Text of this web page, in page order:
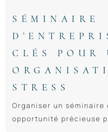
SÉMINAIRE
CLÉS POUR
STRESS
Organiser un séminaire
opportunité précieuse